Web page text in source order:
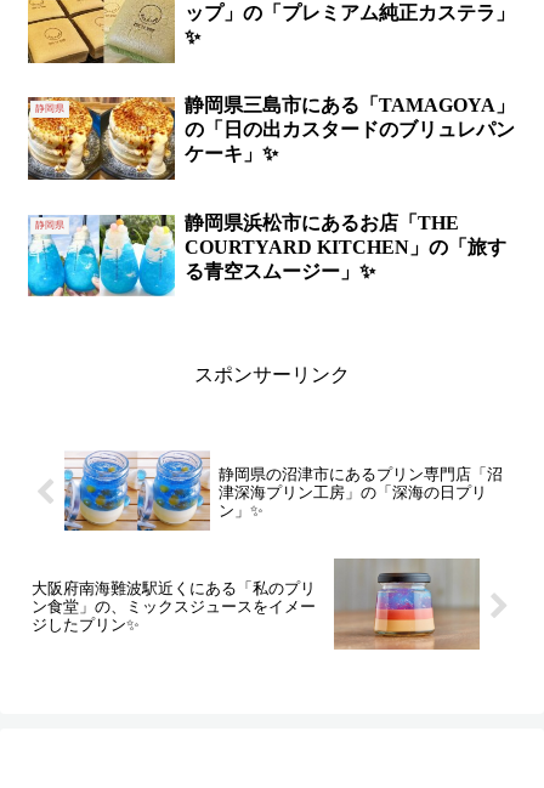
ップ」の「プレミアム純正カステラ」
✨
静岡県
静岡県三島市にある「TAMAGOYA」
の「日の出カスタードのブリュレパン
ケーキ」✨
静岡県
静岡県浜松市にあるお店「THE
COURTYARD KITCHEN」の「旅す
る青空スムージー」✨
スポンサーリンク
静岡県の沼津市にあるプリン専門店「沼
津深海プリン工房」の「深海の日プリ
ン」✨
大阪府南海難波駅近くにある「私のプリ
ン食堂」の、ミックスジュースをイメー
ジしたプリン✨